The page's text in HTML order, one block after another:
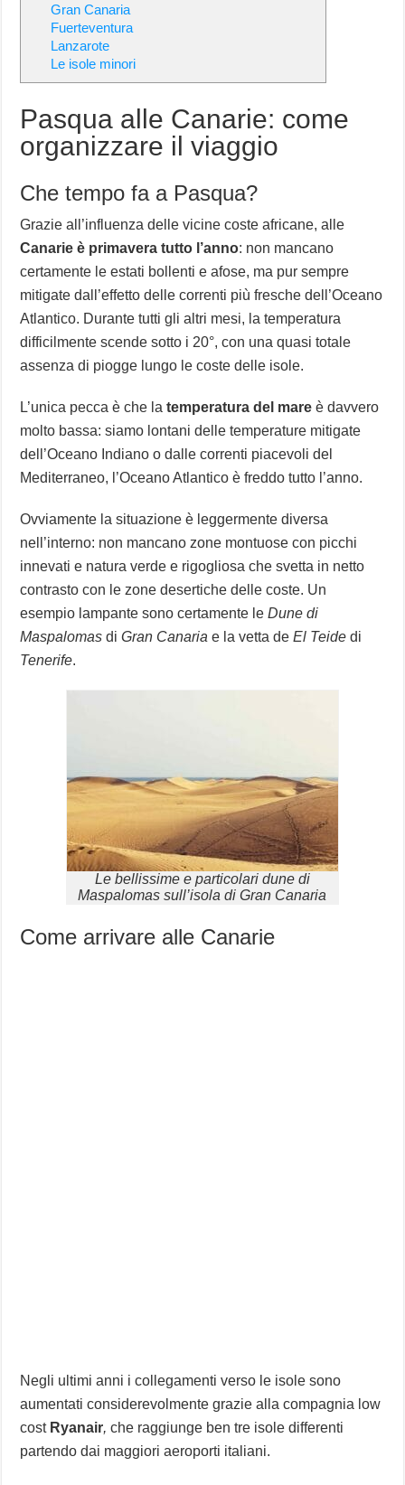
Gran Canaria
Fuerteventura
Lanzarote
Le isole minori
Pasqua alle Canarie: come
organizzare il viaggio
Che tempo fa a Pasqua?
Grazie all’influenza delle vicine coste africane, alle
Canarie è primavera tutto l’anno: non mancano
certamente le estati bollenti e afose, ma pur sempre
mitigate dall’effetto delle correnti più fresche dell’Oceano
Atlantico. Durante tutti gli altri mesi, la temperatura
difficilmente scende sotto i 20°, con una quasi totale
assenza di piogge lungo le coste delle isole.
L’unica pecca è che latemperatura del mare è davvero
molto bassa: siamo lontani delle temperature mitigate
dell’Oceano Indiano o dalle correnti piacevoli del
Mediterraneo, l’Oceano Atlantico è freddo tutto l’anno.
Ovviamente la situazione è leggermente diversa
nell’interno: non mancano zone montuose con picchi
innevati e natura verde e rigogliosa che svetta in netto
contrasto con le zone desertiche delle coste. Un
esempio lampante sono certamente leDune di
Maspalomas diGran Canaria e la vetta deEl Teide di
Tenerife.
Le bellissime e particolari dune di
Maspalomas sull’isola di Gran Canaria
Come arrivare alle Canarie
Negli ultimi anni i collegamenti verso le isole sono
aumentati considerevolmente grazie alla compagnia low
cost Ryanair, che raggiunge ben tre isole differenti
partendo dai maggiori aeroporti italiani.